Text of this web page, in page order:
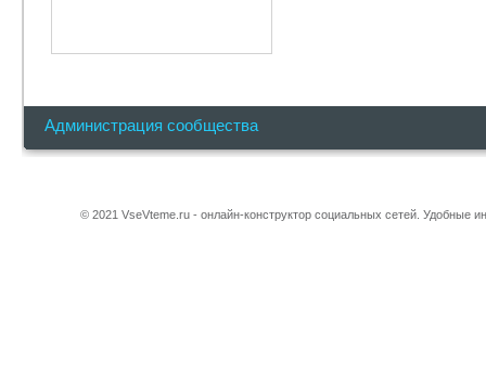
Администрация сообщества
© 2021 VseVteme.ru - онлайн-конструктор социальных сетей. Удобные